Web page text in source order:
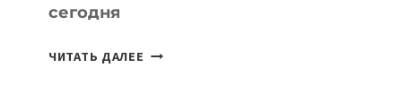
сегодня
ЧИТАТЬ ДАЛЕЕ ИИ-